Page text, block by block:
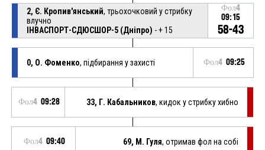
2, Є. Кропив'янський, трьохочковий у стрибку
влучно
ІНВАСПОРТ-СДЮСШОР-5 (Дніпро) - + 15
Фол4
09:15
58-43
0, О. Фоменко, підбирання у захисті Фол4 09:25
Фол4 09:28 33, Г. Кабальников, кидок у стрибку хибно
Фол4 09:40 69, М. Гуля, отримав фол на собі